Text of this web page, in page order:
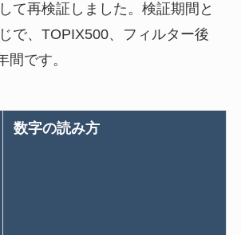
て再検証しました。検証期間と
で、TOPIX500、フィルター後
間です。
数字の読み方